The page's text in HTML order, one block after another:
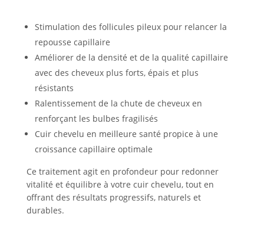
Stimulation des follicules pileux pour relancer la
repousse capillaire
Améliorer de la densité et de la qualité capillaire
avec des cheveux plus forts, épais et plus
résistants
Ralentissement de la chute de cheveux en
renforçant les bulbes fragilisés
Cuir chevelu en meilleure santé propice à une
croissance capillaire optimale
Ce traitement agit en profondeur pour redonner
vitalité et équilibre à votre cuir chevelu, tout en
offrant des résultats progressifs, naturels et
durables.